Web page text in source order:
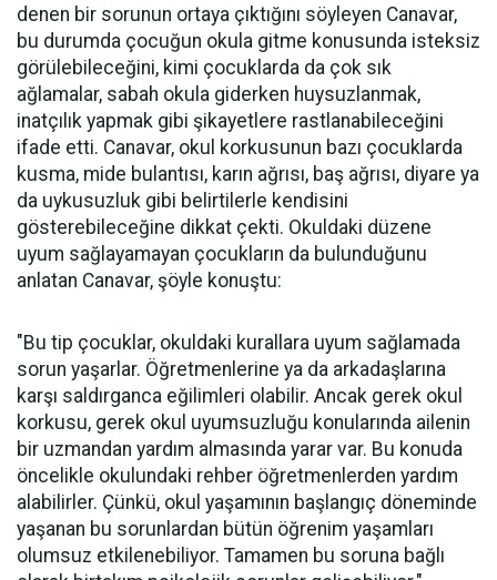
denen bir sorunun ortaya çıktığını söyleyen Canavar,
bu durumda çocuğun okula gitme konusunda isteksiz
görülebileceğini, kimi çocuklarda da çok sık
ağlamalar, sabah okula giderken huysuzlanmak,
inatçılık yapmak gibi şikayetlere rastlanabileceğini
ifade etti. Canavar, okul korkusunun bazı çocuklarda
kusma, mide bulantısı, karın ağrısı, baş ağrısı, diyare ya
da uykusuzluk gibi belirtilerle kendisini
gösterebileceğine dikkat çekti. Okuldaki düzene
uyum sağlayamayan çocukların da bulunduğunu
anlatan Canavar, şöyle konuştu:
"Bu tip çocuklar, okuldaki kurallara uyum sağlamada
sorun yaşarlar. Öğretmenlerine ya da arkadaşlarına
karşı saldırganca eğilimleri olabilir. Ancak gerek okul
korkusu, gerek okul uyumsuzluğu konularında ailenin
bir uzmandan yardım almasında yarar var. Bu konuda
öncelikle okulundaki rehber öğretmenlerden yardım
alabilirler. Çünkü, okul yaşamının başlangıç döneminde
yaşanan bu sorunlardan bütün öğrenim yaşamları
olumsuz etkilenebiliyor. Tamamen bu soruna bağlı